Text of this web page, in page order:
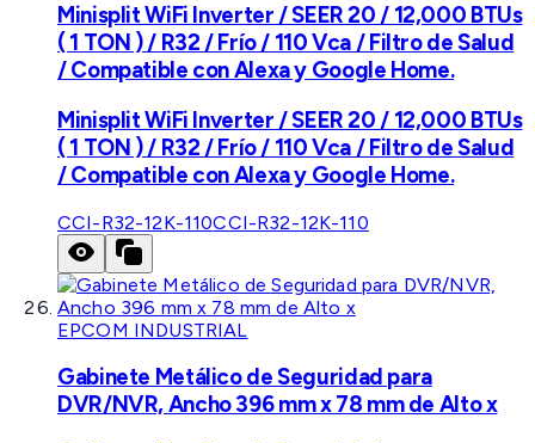
Minisplit WiFi Inverter / SEER 20 / 12,000 BTUs
( 1 TON ) / R32 / Frío / 110 Vca / Filtro de Salud
/ Compatible con Alexa y Google Home.
Minisplit WiFi Inverter / SEER 20 / 12,000 BTUs
( 1 TON ) / R32 / Frío / 110 Vca / Filtro de Salud
/ Compatible con Alexa y Google Home.
CCI-R32-12K-110CCI-R32-12K-110
EPCOM INDUSTRIAL
Gabinete Metálico de Seguridad para
DVR/NVR, Ancho 396 mm x 78 mm de Alto x